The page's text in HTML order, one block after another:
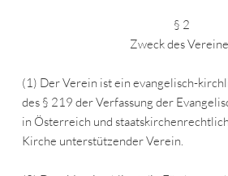
§ 2
Zweck des
(1) Der Verein ist ein evangelisch-
des § 219 der Verfassung der
in Österreich und
Kirche unterstützender Verein.